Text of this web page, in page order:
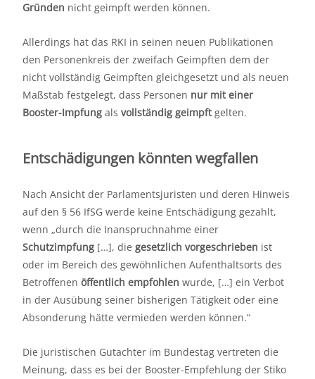
Gründen nicht geimpft werden können.
Allerdings hat das RKI in seinen neuen Publikationen
den Personenkreis der zweifach Geimpften dem der
nicht vollständig Geimpften gleichgesetzt und als neuen
Maßstab festgelegt, dass Personen nur mit einer
Booster-Impfung als vollständig geimpftgelten.
Entschädigungen könnten wegfallen
Nach Ansicht der Parlamentsjuristen und deren Hinweis
auf den § 56 IfSG werde keine Entschädigung gezahlt,
wenn „durch die Inanspruchnahme einer
Schutzimpfung […], die gesetzlich vorgeschrieben ist
oder im Bereich des gewöhnlichen Aufenthaltsorts des
Betroffenen öffentlich empfohlen wurde, […] ein Verbot
in der Ausübung seiner bisherigen Tätigkeit oder eine
Absonderung hätte vermieden werden können.“
Die juristischen Gutachter im Bundestag vertreten die
Meinung, dass es bei der Booster-Empfehlung der Stiko